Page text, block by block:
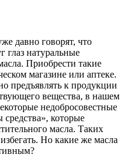
давно говорят, что
натуральные
Приобрести такие
магазине или аптеке.
предъявлять к продукции
вещества, в нашем
недобросовестные
которые
масла. Таких
Но какие же масла